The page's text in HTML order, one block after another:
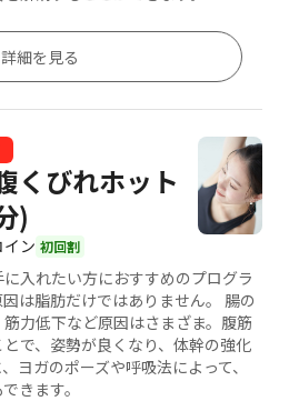
詳細を見る
くびれホット
)
イン 初回割
入れたい方におすすめのプログラ
は脂肪だけではありません。 腸の
力低下など原因はさまざま。腹筋
で、姿勢が良くなり、体幹の強化
ヨガのポーズや呼吸法によって、
きます。